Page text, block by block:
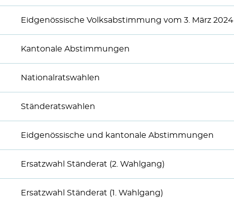
Eidgenössische Volksabstimmung vom 3. März 2024
Kantonale Abstimmungen
Nationalratswahlen
Ständeratswahlen
Eidgenössische und kantonale Abstimmungen
Ersatzwahl Ständerat (2. Wahlgang)
Ersatzwahl Ständerat (1. Wahlgang)